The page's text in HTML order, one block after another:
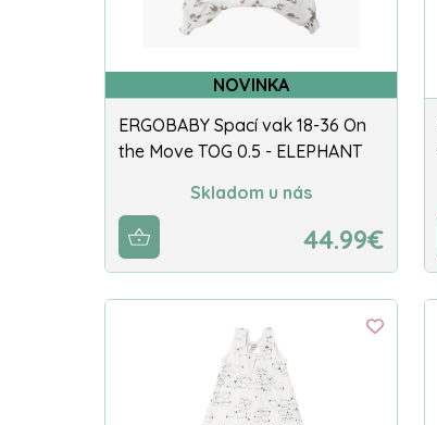
NOVINKA
ERGOBABY Spací vak 18-36 On
the Move TOG 0.5 - ELEPHANT
Skladom u nás
44.99€